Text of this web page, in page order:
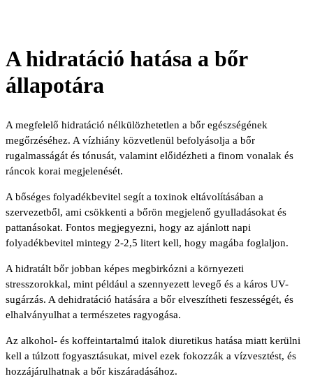
A hidratáció hatása a bőr
állapotára
A megfelelő hidratáció nélkülözhetetlen a bőr egészségének
megőrzéséhez. A vízhiány közvetlenül befolyásolja a bőr
rugalmasságát és tónusát, valamint előidézheti a finom vonalak és
ráncok korai megjelenését.
A bőséges folyadékbevitel segít a toxinok eltávolításában a
szervezetből, ami csökkenti a bőrön megjelenő gyulladásokat és
pattanásokat. Fontos megjegyezni, hogy az ajánlott napi
folyadékbevitel mintegy 2-2,5 litert kell, hogy magába foglaljon.
A hidratált bőr jobban képes megbirkózni a környezeti
stresszorokkal, mint például a szennyezett levegő és a káros UV-
sugárzás. A dehidratáció hatására a bőr elveszítheti feszességét, és
elhalványulhat a természetes ragyogása.
Az alkohol- és koffeintartalmú italok diuretikus hatása miatt kerülni
kell a túlzott fogyasztásukat, mivel ezek fokozzák a vízvesztést, és
hozzájárulhatnak a bőr kiszáradásához.